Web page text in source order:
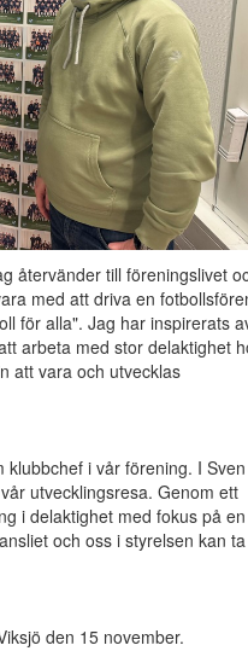
återvänder till föreningslivet
med att driva en
för alla". Jag har inspirerats
arbeta med stor delaktighet
att vara och utvecklas
i vår förening. I
utvecklingsresa. Genom ett
i delaktighet med fokus på en
och oss i styrelsen kan
den 15 november.